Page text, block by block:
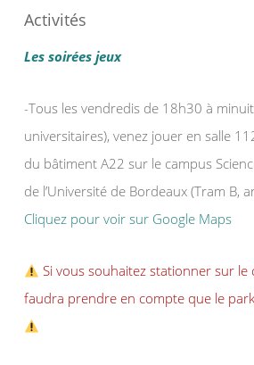
Activités
Les soirées jeux
-Tous les vendredis de 18h30 à
universitaires), venez jouer en salle
du bâtiment A22 sur le campus
de l’Université de Bordeaux (Tram B,
Cliquez pour voir sur Google Maps
Si vous souhaitez stationner sur le
faudra prendre en compte que le